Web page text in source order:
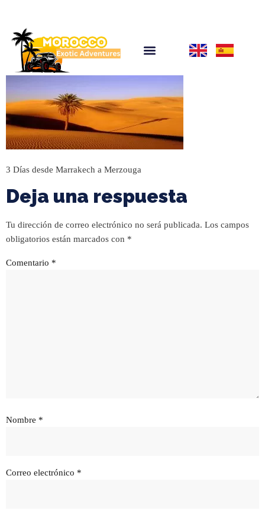
3 Días desde Marrakech a Merzouga
Deja una respuesta
Tu dirección de correo electrónico no será publicada. Los campos
obligatorios están marcados con *
Comentario *
Nombre *
Correo electrónico *